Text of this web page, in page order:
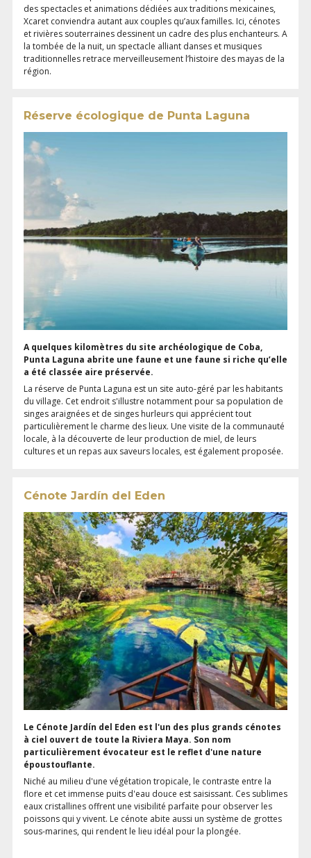
des spectacles et animations dédiées aux traditions mexicaines,
Xcaret conviendra autant aux couples qu’aux familles. Ici, cénotes
et rivières souterraines dessinent un cadre des plus enchanteurs. A
la tombée de la nuit, un spectacle alliant danses et musiques
traditionnelles retrace merveilleusement l’histoire des mayas de la
région.
Réserve écologique de Punta Laguna
A quelques kilomètres du site archéologique de Coba,
Punta Laguna abrite une faune et une faune si riche qu’elle
a été classée aire préservée.
La réserve de Punta Laguna est un site auto-géré par les habitants
du village. Cet endroit s'illustre notamment pour sa population de
singes araignées et de singes hurleurs qui apprécient tout
particulièrement le charme des lieux. Une visite de la communauté
locale, à la découverte de leur production de miel, de leurs
cultures et un repas aux saveurs locales, est également proposée.
Cénote Jardín del Eden
Le Cénote Jardín del Eden est l'un des plus grands cénotes
à ciel ouvert de toute la Riviera Maya. Son nom
particulièrement évocateur est le reflet d'une nature
époustouflante.
Niché au milieu d'une végétation tropicale, le contraste entre la
flore et cet immense puits d'eau douce est saisissant. Ces sublimes
eaux cristallines offrent une visibilité parfaite pour observer les
poissons qui y vivent. Le cénote abite aussi un système de grottes
sous-marines, qui rendent le lieu idéal pour la plongée.